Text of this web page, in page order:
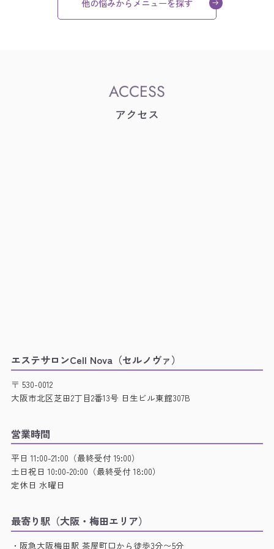
他の悩みからメニューを探す
アクセス
エステサロンCell Nova（セルノヴァ）
〒 530-0012
大阪市北区芝田2丁目2番13号 日生ビル東館307B
営業時間
平日 11:00-21:00（最終受付 19:00）
土日祝日 10:00-20:00（最終受付 18:00）
定休日 水曜日
最寄り駅（大阪・梅田エリア）
・阪急大阪梅田駅 茶屋町口から徒歩3分〜5分